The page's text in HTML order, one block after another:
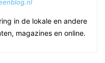
in de lokale en andere
magazines en online.